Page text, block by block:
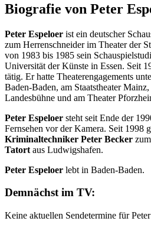
Biografie von Peter
Peter Espeloer ist ein deutscher
zum Herrenschneider im Theater der
von 1983 bis 1985 sein
Universität der Künste in Essen. Seit
tätig. Er hatte Theaterengagements
Baden-Baden, am Staatstheater
Landesbühne und am Theater
Peter Espeloer steht seit Ende der
Fernsehen vor der Kamera. Seit 1998
Kriminaltechniker Peter Becker
Tatort aus Ludwigshafen.
Peter Espeloer lebt in Baden-Baden.
Demnächst im TV:
Keine aktuellen Sendetermine für